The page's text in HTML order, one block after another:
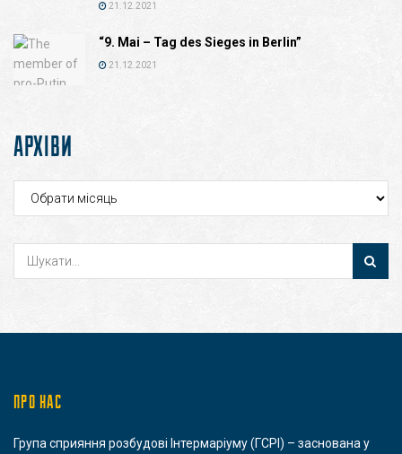
21.12.2021
“9. Mai – Tag des Sieges in Berlin”
21.12.2021
АРХІВИ
Архіви
ПРО НАС
Група сприяння розбудові Інтермаріуму (ГСРІ) – заснована у